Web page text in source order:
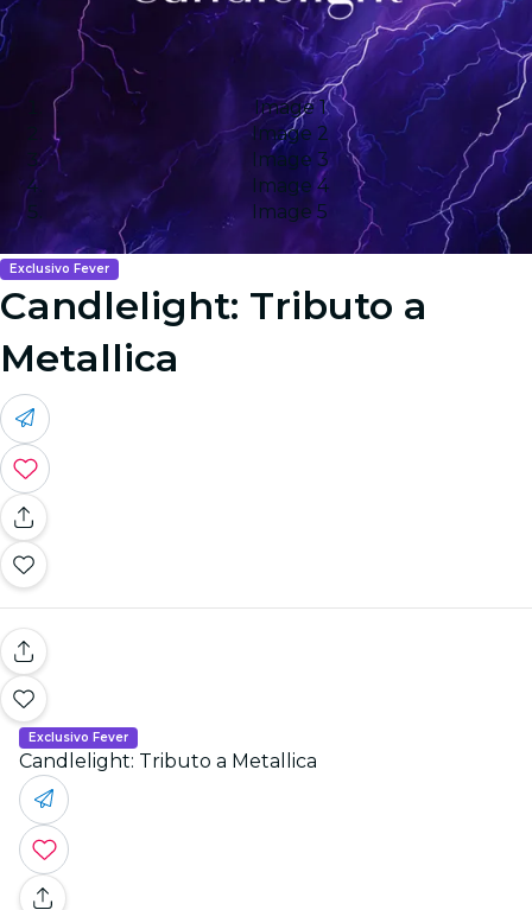
Image 1
Image 2
Image 3
Image 4
Image 5
Exclusivo Fever
Candlelight: Tributo a
Metallica
Exclusivo Fever
Candlelight: Tributo a Metallica